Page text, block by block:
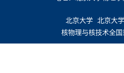
北京大学 北京大
核物理与核技术全